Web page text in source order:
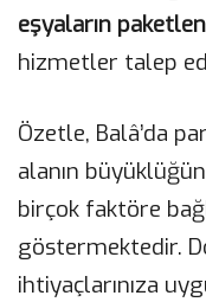
eşyaların
hizmetler talep
Özetle, Balâ’da
alanın
birçok faktöre
göstermektedir.
ihtiyaçlarınıza